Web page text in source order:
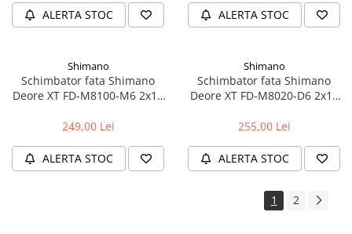
Rucsaci si borsete ciclism
Pantofi ciclism
Imbracaminte ciclism barbati
ALERTA STOC ALERTA STOC
Shimano
Schimbator fata Shimano
Deore XT FD-M8100-M6 2x12
249,00 Lei
ALERTA STOC
Shimano
Schimbator fata Shimano
Deore XT FD-M8020-D6 2x11
255,00 Lei
ALERTA STOC
1 2